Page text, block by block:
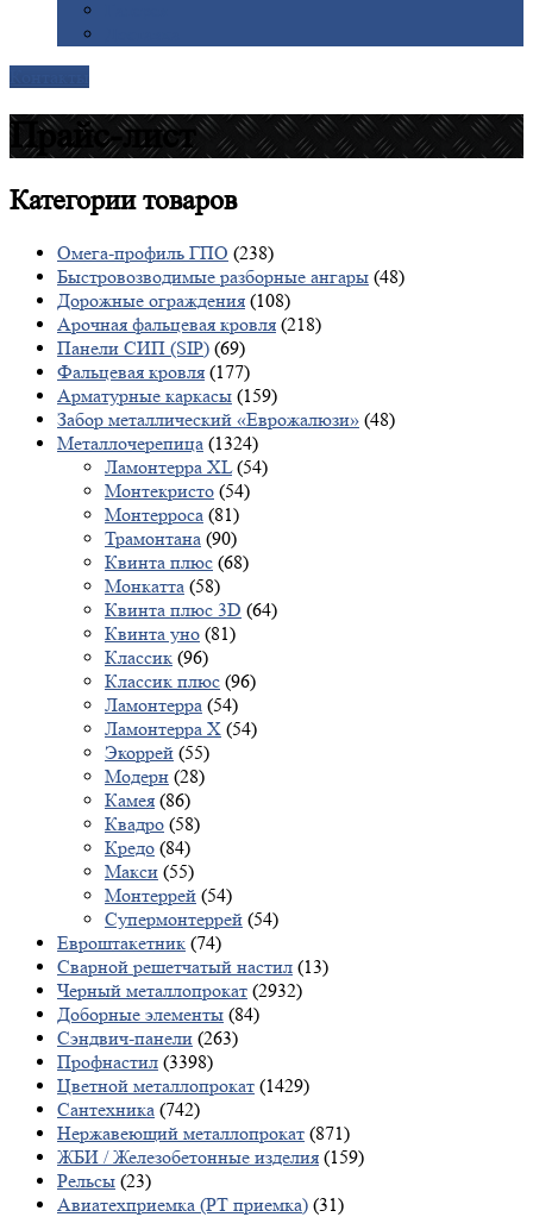
Прайс-лист
Категориитоваров
Омега-профиль ГПО (238)
Быстровозводимые разборные ангары (48)
Дорожные ограждения (108)
Арочная фальцевая кровля (218)
Панели СИП (SIP) (69)
Фальцевая кровля (177)
Арматурные каркасы (159)
Забор металлический «Еврожалюзи» (48)
Металлочерепица (1324)
Ламонтерра XL (54)
Монтекристо (54)
Монтерроса (81)
Трамонтана (90)
Квинта плюс (68)
Монкатта (58)
Квинта плюс 3D (64)
Квинта уно (81)
Классик (96)
Классик плюс (96)
Ламонтерра (54)
Ламонтерра X (54)
Экоррей (55)
Модерн (28)
Камея (86)
Квадро (58)
Кредо (84)
Макси (55)
Монтеррей (54)
Супермонтеррей (54)
Евроштакетник (74)
Сварной решетчатый настил (13)
Черный металлопрокат (2932)
Доборные элементы (84)
Сэндвич-панели (263)
Профнастил (3398)
Цветной металлопрокат (1429)
Сантехника (742)
Нержавеющий металлопрокат (871)
ЖБИ / Железобетонные изделия (159)
Рельсы (23)
Авиатехприемка (РТ приемка) (31)